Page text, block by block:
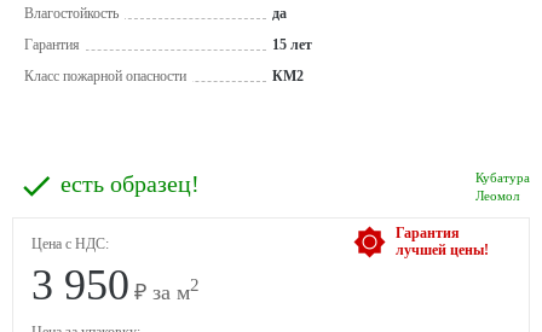
Влагостойкость
да
Гарантия
15 лет
Класс пожарной опасности
КМ2
Кубатура
Леомол
есть образец!
Гарантия
лучшей цены!
Цена с НДС:
3 950 ₽ за м2